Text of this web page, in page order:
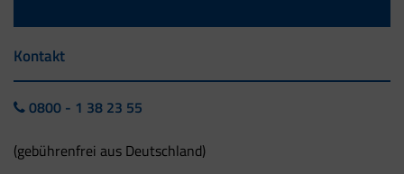
Kontakt
0800 - 1 38 23 55
(gebührenfrei aus Deutschland)